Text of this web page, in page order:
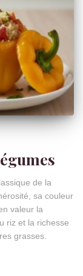
de la
sa couleur
valeur la
riz et la richesse
grasses.